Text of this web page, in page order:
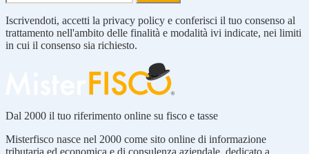
Iscrivendoti, accetti la privacy policy e conferisci il tuo consenso al
trattamento nell'ambito delle finalità e modalità ivi indicate, nei limiti
in cui il consenso sia richiesto.
Dal 2000 il tuo riferimento online su fisco e tasse
Misterfisco nasce nel 2000 come sito online di informazione
tributaria ed economica e di consulenza aziendale, dedicato a